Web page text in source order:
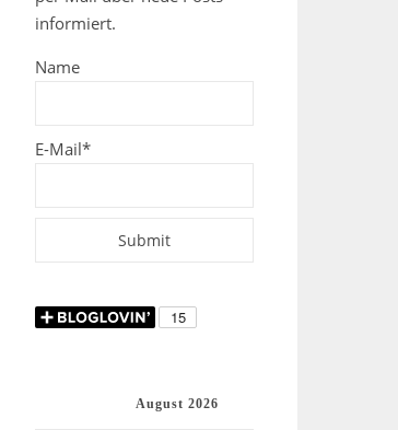
informiert.
Name
E-Mail*
August 2026